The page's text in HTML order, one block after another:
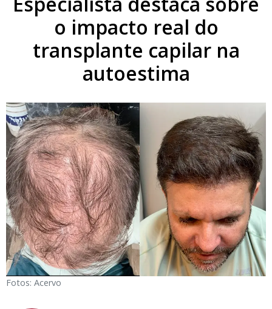
o impacto real do
transplante capilar na
autoestima
Fotos: Acervo